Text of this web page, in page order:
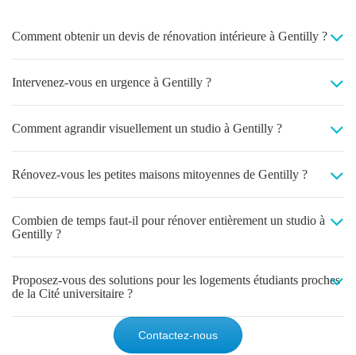
Comment obtenir un devis de rénovation intérieure à Gentilly ?
Intervenez-vous en urgence à Gentilly ?
Comment agrandir visuellement un studio à Gentilly ?
Rénovez-vous les petites maisons mitoyennes de Gentilly ?
Combien de temps faut-il pour rénover entièrement un studio à
Gentilly ?
Proposez-vous des solutions pour les logements étudiants proches
de la Cité universitaire ?
Contactez-nous